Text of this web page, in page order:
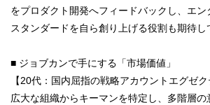
をプロダクト開発へフィードバックし、エ
スタンダードを自ら創り上げる役割も期待し
■ ジョブカンで手にする「市場価値」
【20代：国内屈指の戦略アカウントエグゼク
広大な組織からキーマンを特定し、多階層の